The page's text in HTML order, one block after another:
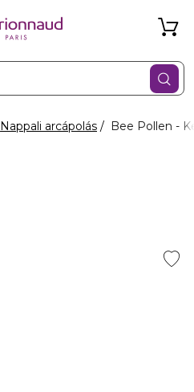
Nappali arcápolás Bee Pollen -